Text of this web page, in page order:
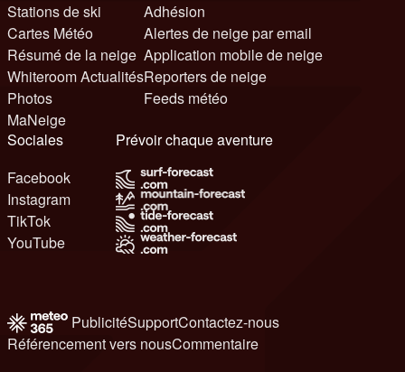
Stations de ski
Cartes Météo
Résumé de la neige
Whiteroom Actualités
Photos
MaNeige
Adhésion
Alertes de neige par email
Application mobile de neige
Reporters de neige
Feeds météo
Sociales
Facebook
Instagram
TikTok
YouTube
Prévoir chaque aventure
PublicitéSupportContactez-nous
Référencement vers nousCommentaire